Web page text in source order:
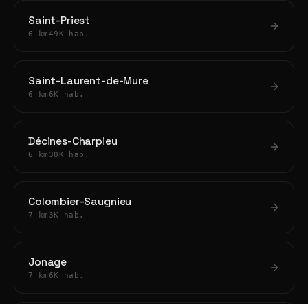
Saint-Priest
6 km49K hab.
Saint-Laurent-de-Mure
6 km 6K hab.
Décines-Charpieu
6 km 30K hab.
Colombier-Saugnieu
7 km 3K hab.
Jonage
7 km 6K hab.